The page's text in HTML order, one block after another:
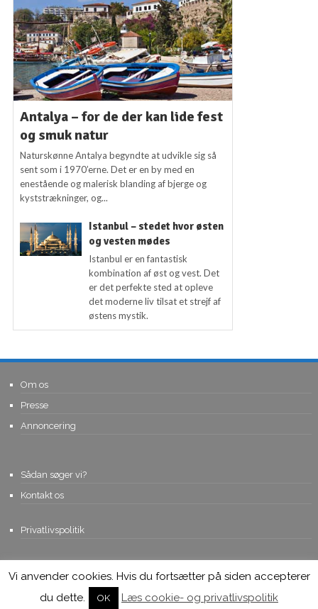
Antalya – for de der kan lide fest
og smuk natur
Naturskønne Antalya begyndte at udvikle sig så
sent som i 1970’erne. Det er en by med en
enestående og malerisk blanding af bjerge og
kyststrækninger, og...
Istanbul – stedet hvor østen
og vesten mødes
Istanbul er en fantastisk
kombination af øst og vest. Det
er det perfekte sted at opleve
det moderne liv tilsat et strejf af
østens mystik.
Om os
Presse
Annoncering
Sådan søger vi?
Kontakt os
Privatlivspolitik
© Copyright 2015, Viviro.com ApS- Alle rettigheder forbeholdes. Vi
tager forbehold for fejlagtige priser.
Vi anvender cookies. Hvis du fortsætter på siden accepterer
du dette.
OK Læs cookie- og privatlivspolitik